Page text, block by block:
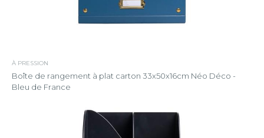
À PRESSION
Boîte de rangement à plat carton 33x50x16cm Néo Déco -
Bleu de France